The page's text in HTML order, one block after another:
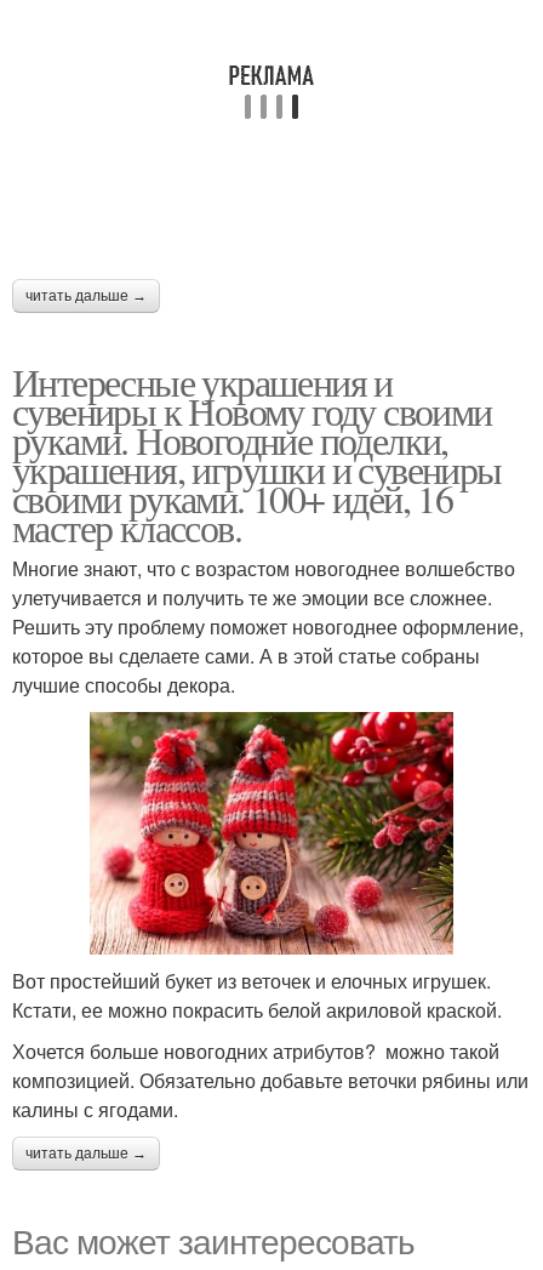
читать дальше →
Интересные украшения и
сувениры к Новому году своими
руками. Новогодние поделки,
украшения, игрушки и сувениры
своими руками. 100+ идей, 16
мастер классов.
Многие знают, что с возрастом новогоднее волшебство
улетучивается и получить те же эмоции все сложнее.
Решить эту проблему поможет новогоднее оформление,
которое вы сделаете сами. А в этой статье собраны
лучшие способы декора.
Вот простейший букет из веточек и елочных игрушек.
Кстати, ее можно покрасить белой акриловой краской.
Хочется больше новогодних атрибутов? можно такой
композицией. Обязательно добавьте веточки рябины или
калины с ягодами.
читать дальше →
Вас может заинтересовать